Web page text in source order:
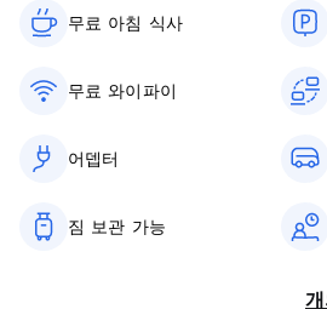
24시간 리셉션.
리겠습니다.
다. 자동차로 오지 않으실 경우, 방문자
무료 아침 식사‎
무료 와이파이
어뎁터
짐 보관 가능